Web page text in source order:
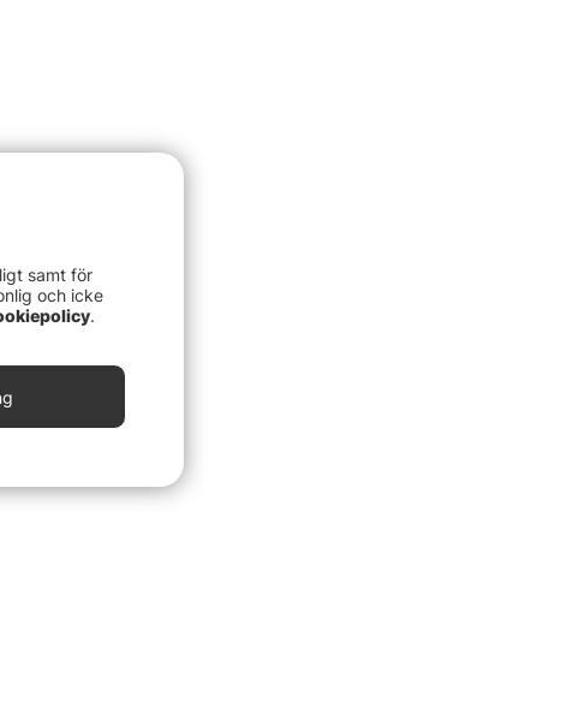
samt för
och icke
.